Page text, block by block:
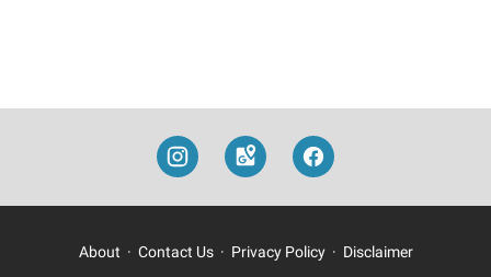
About Contact Us Privacy Policy Disclaimer